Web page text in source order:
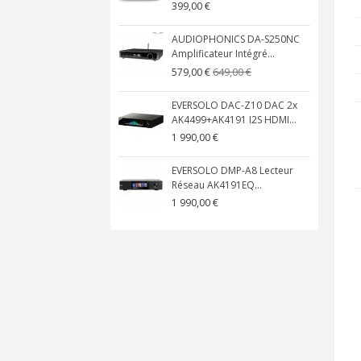
399,00 €
AUDIOPHONICS DA-S250NC
Amplificateur Intégré...
579,00 €649,00 €
EVERSOLO DAC-Z10 DAC 2x
AK4499+AK4191 I2S HDMI...
1 990,00 €
EVERSOLO DMP-A8 Lecteur
Réseau AK4191EQ...
1 990,00 €